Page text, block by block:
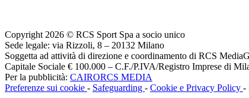
Copyright 2026 © RCS Sport Spa a socio unico
Sede legale: via Rizzoli, 8 – 20132 Milano
Soggetta ad attività di direzione e coordinamento di RCS
Capitale Sociale € 100.000 – C.F./P.IVA/Registro Imprese di
Per la pubblicità: CAIRORCS MEDIA
Preferenze sui cookie - Safeguarding - Cookie e Privacy Policy -